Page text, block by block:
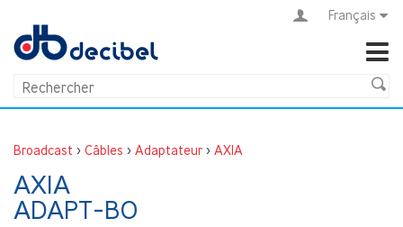
Français
Broadcast > Câbles > Adaptateur > AXIA
AXIA
ADAPT-BO